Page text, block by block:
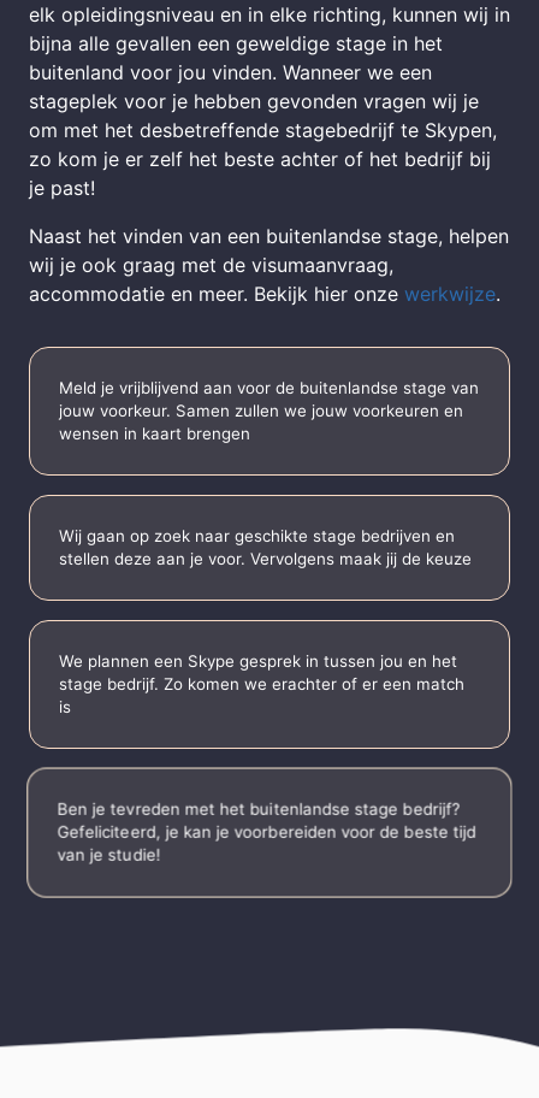
elk opleidingsniveau en in elke richting, kunnen wij in
bijna alle gevallen een geweldige stage in het
buitenland voor jou vinden. Wanneer we een
stageplek voor je hebben gevonden vragen wij je
om met het desbetreffende stagebedrijf te Skypen,
zo kom je er zelf het beste achter of het bedrijf bij
je past!
Naast het vinden van een buitenlandse stage, helpen
wij je ook graag met de visumaanvraag,
accommodatie en meer. Bekijk hier onze werkwijze.
Meld je vrijblijvend aan voor de buitenlandse stage van
jouw voorkeur. Samen zullen we jouw voorkeuren en
wensen in kaart brengen
Wij gaan op zoek naar geschikte stage bedrijven en
stellen deze aan je voor. Vervolgens maak jij de keuze
We plannen een Skype gesprek in tussen jou en het
stage bedrijf. Zo komen we erachter of er een match
is
Ben je tevreden met het buitenlandse stage bedrijf?
Gefeliciteerd, je kan je voorbereiden voor de beste tijd
van je studie!